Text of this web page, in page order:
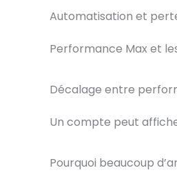
Automatisation et
Performance Max et
Décalage entre
Un compte peut
Pourquoi beaucoup